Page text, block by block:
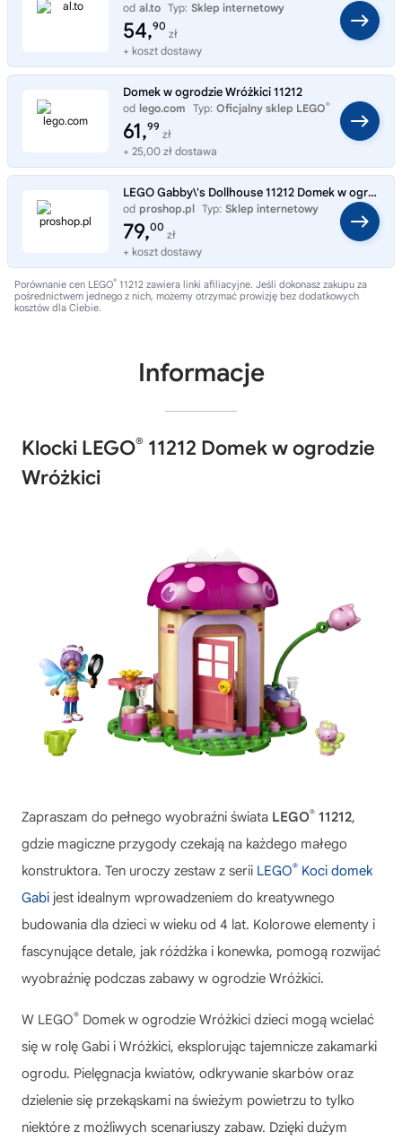
od al.to Typ: Sklep internetowy
54,90
zł
+ koszt dostawy
Domek w ogrodzie Wróżkici 11212
od lego.com Typ: Oficjalny sklep LEGO®
61,99
zł
+ 25,00 zł dostawa
LEGO Gabby\'s Dollhouse 11212 Domek w ogrodzie Wróżkici
od proshop.pl Typ: Sklep internetowy
79,00
zł
+ koszt dostawy
Porównanie cen LEGO® 11212 zawiera linki afiliacyjne. Jeśli dokonasz zakupu za
pośrednictwem jednego z nich, możemy otrzymać prowizję bez dodatkowych
kosztów dla Ciebie.
Informacje
Klocki LEGO® 11212 Domek w ogrodzie
Wróżkici
Zapraszam do pełnego wyobraźni świata LEGO® 11212,
gdzie magiczne przygody czekają na każdego małego
konstruktora. Ten uroczy zestaw z serii LEGO® Koci domek
Gabi jest idealnym wprowadzeniem do kreatywnego
budowania dla dzieci w wieku od 4 lat. Kolorowe elementy i
fascynujące detale, jak różdżka i konewka, pomogą rozwijać
wyobraźnię podczas zabawy w ogrodzie Wróżkici.
W LEGO® Domek w ogrodzie Wróżkici dzieci mogą wcielać
się w rolę Gabi i Wróżkici, eksplorując tajemnicze zakamarki
ogrodu. Pielęgnacja kwiatów, odkrywanie skarbów oraz
dzielenie się przekąskami na świeżym powietrzu to tylko
niektóre z możliwych scenariuszy zabaw. Dzięki dużym